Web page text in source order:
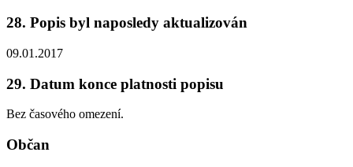
28. Popis byl naposledy aktualizován
09.01.2017
29. Datum konce platnosti popisu
Bez časového omezení.
Občan